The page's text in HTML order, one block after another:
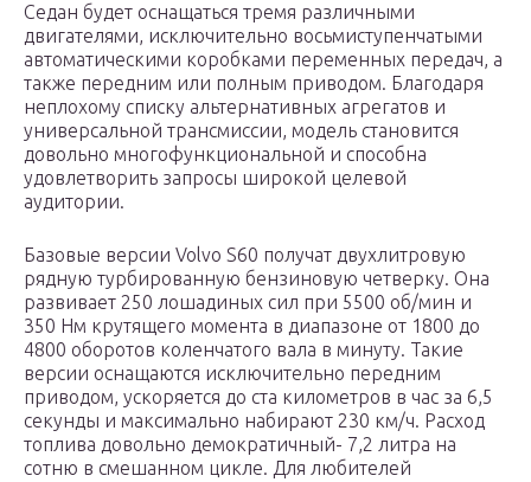
Седан будет оснащаться тремя различными
двигателями, исключительно восьмиступенчатыми
автоматическими коробками переменных передач, а
также передним или полным приводом. Благодаря
неплохому списку альтернативных агрегатов и
универсальной трансмиссии, модель становится
довольно многофункциональной и способна
удовлетворить запросы широкой целевой
аудитории.
Базовые версии Volvo S60 получат двухлитровую
рядную турбированную бензиновую четверку. Она
развивает 250 лошадиных сил при 5500 об/мин и
350 Нм крутящего момента в диапазоне от 1800 до
4800 оборотов коленчатого вала в минуту. Такие
версии оснащаются исключительно передним
приводом, ускоряется до ста километров в час за 6,5
секунды и максимально набирают 230 км/ч. Расход
топлива довольно демократичный- 7,2 литра на
сотню в смешанном цикле. Для любителей